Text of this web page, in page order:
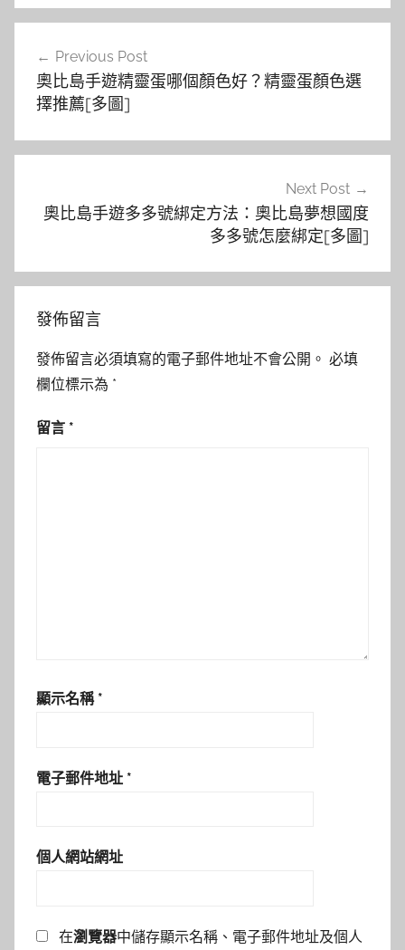
導
覽
Previous Post
奧比島手遊精靈蛋哪個顏色好？精靈蛋顏色選
擇推薦[多圖]
Next Post
奧比島手遊多多號綁定方法：奧比島夢想國度
多多號怎麼綁定[多圖]
發佈留言
發佈留言必須填寫的電子郵件地址不會公開。 必填
欄位標示為 *
留言 *
顯示名稱 *
電子郵件地址 *
個人網站網址
在瀏覽器中儲存顯示名稱、電子郵件地址及個人